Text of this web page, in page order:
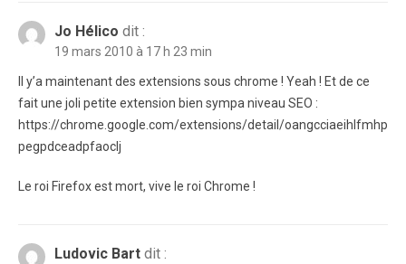
Jo Hélico dit :
19 mars 2010 à 17 h 23 min
Il y’a maintenant des extensions sous chrome ! Yeah ! Et de ce
fait une joli petite extension bien sympa niveau SEO :
https://chrome.google.com/extensions/detail/oangcciaeihlfmhp
pegpdceadpfaoclj
Le roi Firefox est mort, vive le roi Chrome !
Ludovic Bart dit :